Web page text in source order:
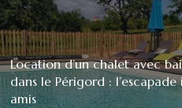
Location d’un chalet avec
dans le Périgord :
amis